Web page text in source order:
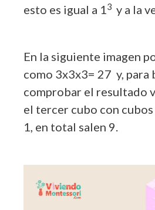
esto es igual a 13 y a la
En la siguiente imagen
como 3x3x3= 27 y, para
comprobar el resultado
el tercer cubo con
1, en total salen 9.